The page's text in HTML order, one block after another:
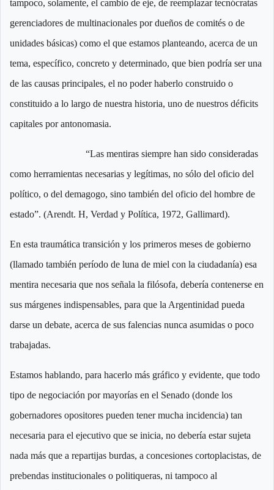
tampoco, solamente, el cambio de eje, de reemplazar tecnócratas
gerenciadores de multinacionales por dueños de comités o de
unidades básicas) como el que estamos planteando, acerca de un
tema, específico, concreto y determinado, que bien podría ser una
de las causas principales, el no poder haberlo construido o
constituido a lo largo de nuestra historia, uno de nuestros déficits
capitales por antonomasia.
“Las mentiras siempre han sido consideradas
como herramientas necesarias y legítimas, no sólo del oficio del
político, o del demagogo, sino también del oficio del hombre de
estado”. (Arendt. H, Verdad y Política, 1972, Gallimard).
En esta traumática transición y los primeros meses de gobierno
(llamado también período de luna de miel con la ciudadanía) esa
mentira necesaria que nos señala la filósofa, debería contenerse en
sus márgenes indispensables, para que la Argentinidad pueda
darse un debate, acerca de sus falencias nunca asumidas o poco
trabajadas.
Estamos hablando, para hacerlo más gráfico y evidente, que todo
tipo de negociación por mayorías en el Senado (donde los
gobernadores opositores pueden tener mucha incidencia) tan
necesaria para el ejecutivo que se inicia, no debería estar sujeta
nada más que a repartijas burdas, a concesiones cortoplacistas, de
prebendas institucionales o politiqueras, ni tampoco al